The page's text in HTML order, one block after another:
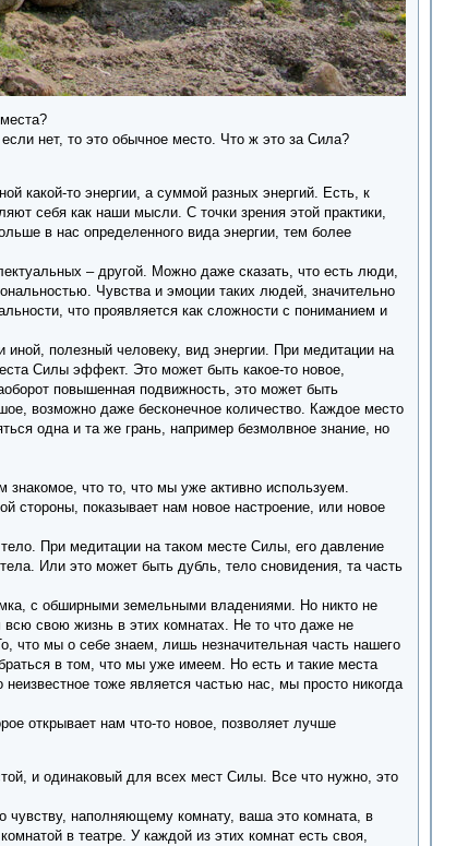
нет, то это обычное место. Что ж это за Сила?
какой-то энергии, а суммой разных энергий. Есть, к
себя как наши мысли. С точки зрения этой практики,
в нас определенного вида энергии, тем более
– другой. Можно даже сказать, что есть люди,
Чувства и эмоции таких людей, значительно
что проявляется как сложности с пониманием и
полезный человеку, вид энергии. При медитации на
Силы эффект. Это может быть какое-то новое,
повышенная подвижность, это может быть
возможно даже бесконечное количество. Каждое место
одна и та же грань, например безмолвное знание, но
что то, что мы уже активно используем.
стороны, показывает нам новое настроение, или новое
При медитации на таком месте Силы, его давление
Или это может быть дубль, тело сновидения, та часть
с обширными земельными владениями. Но никто не
свою жизнь в этих комнатах. Не то что даже не
что мы о себе знаем, лишь незначительная часть нашего
в том, что мы уже имеем. Но есть и такие места
тоже является частью нас, мы просто никогда
открывает нам что-то новое, позволяет лучше
и одинаковый для всех мест Силы. Все что нужно, это
чувству, наполняющему комнату, ваша это комната, в
в театре. У каждой из этих комнат есть своя,